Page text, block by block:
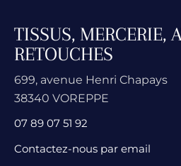
TISSUS, MERCERIE,
RETOUCHES
699, avenue Henri Chapays
38340 VOREPPE
07 89 07 51 92
Contactez-nous par email